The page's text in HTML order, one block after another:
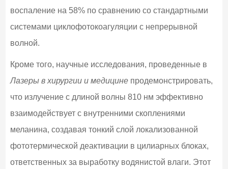
воспаление на 58% по сравнению со стандартными
системами циклофотокоагуляции с непрерывной
волной.
Кроме того, научные исследования, проведенные в
Лазеры в хирургии и медицинепродемонстрировать,
что излучение с длиной волны 810 нм эффективно
взаимодействует с внутренними скоплениями
меланина, создавая тонкий слой локализованной
фототермической деактивации в цилиарных блоках,
ответственных за выработку водянистой влаги. Этот